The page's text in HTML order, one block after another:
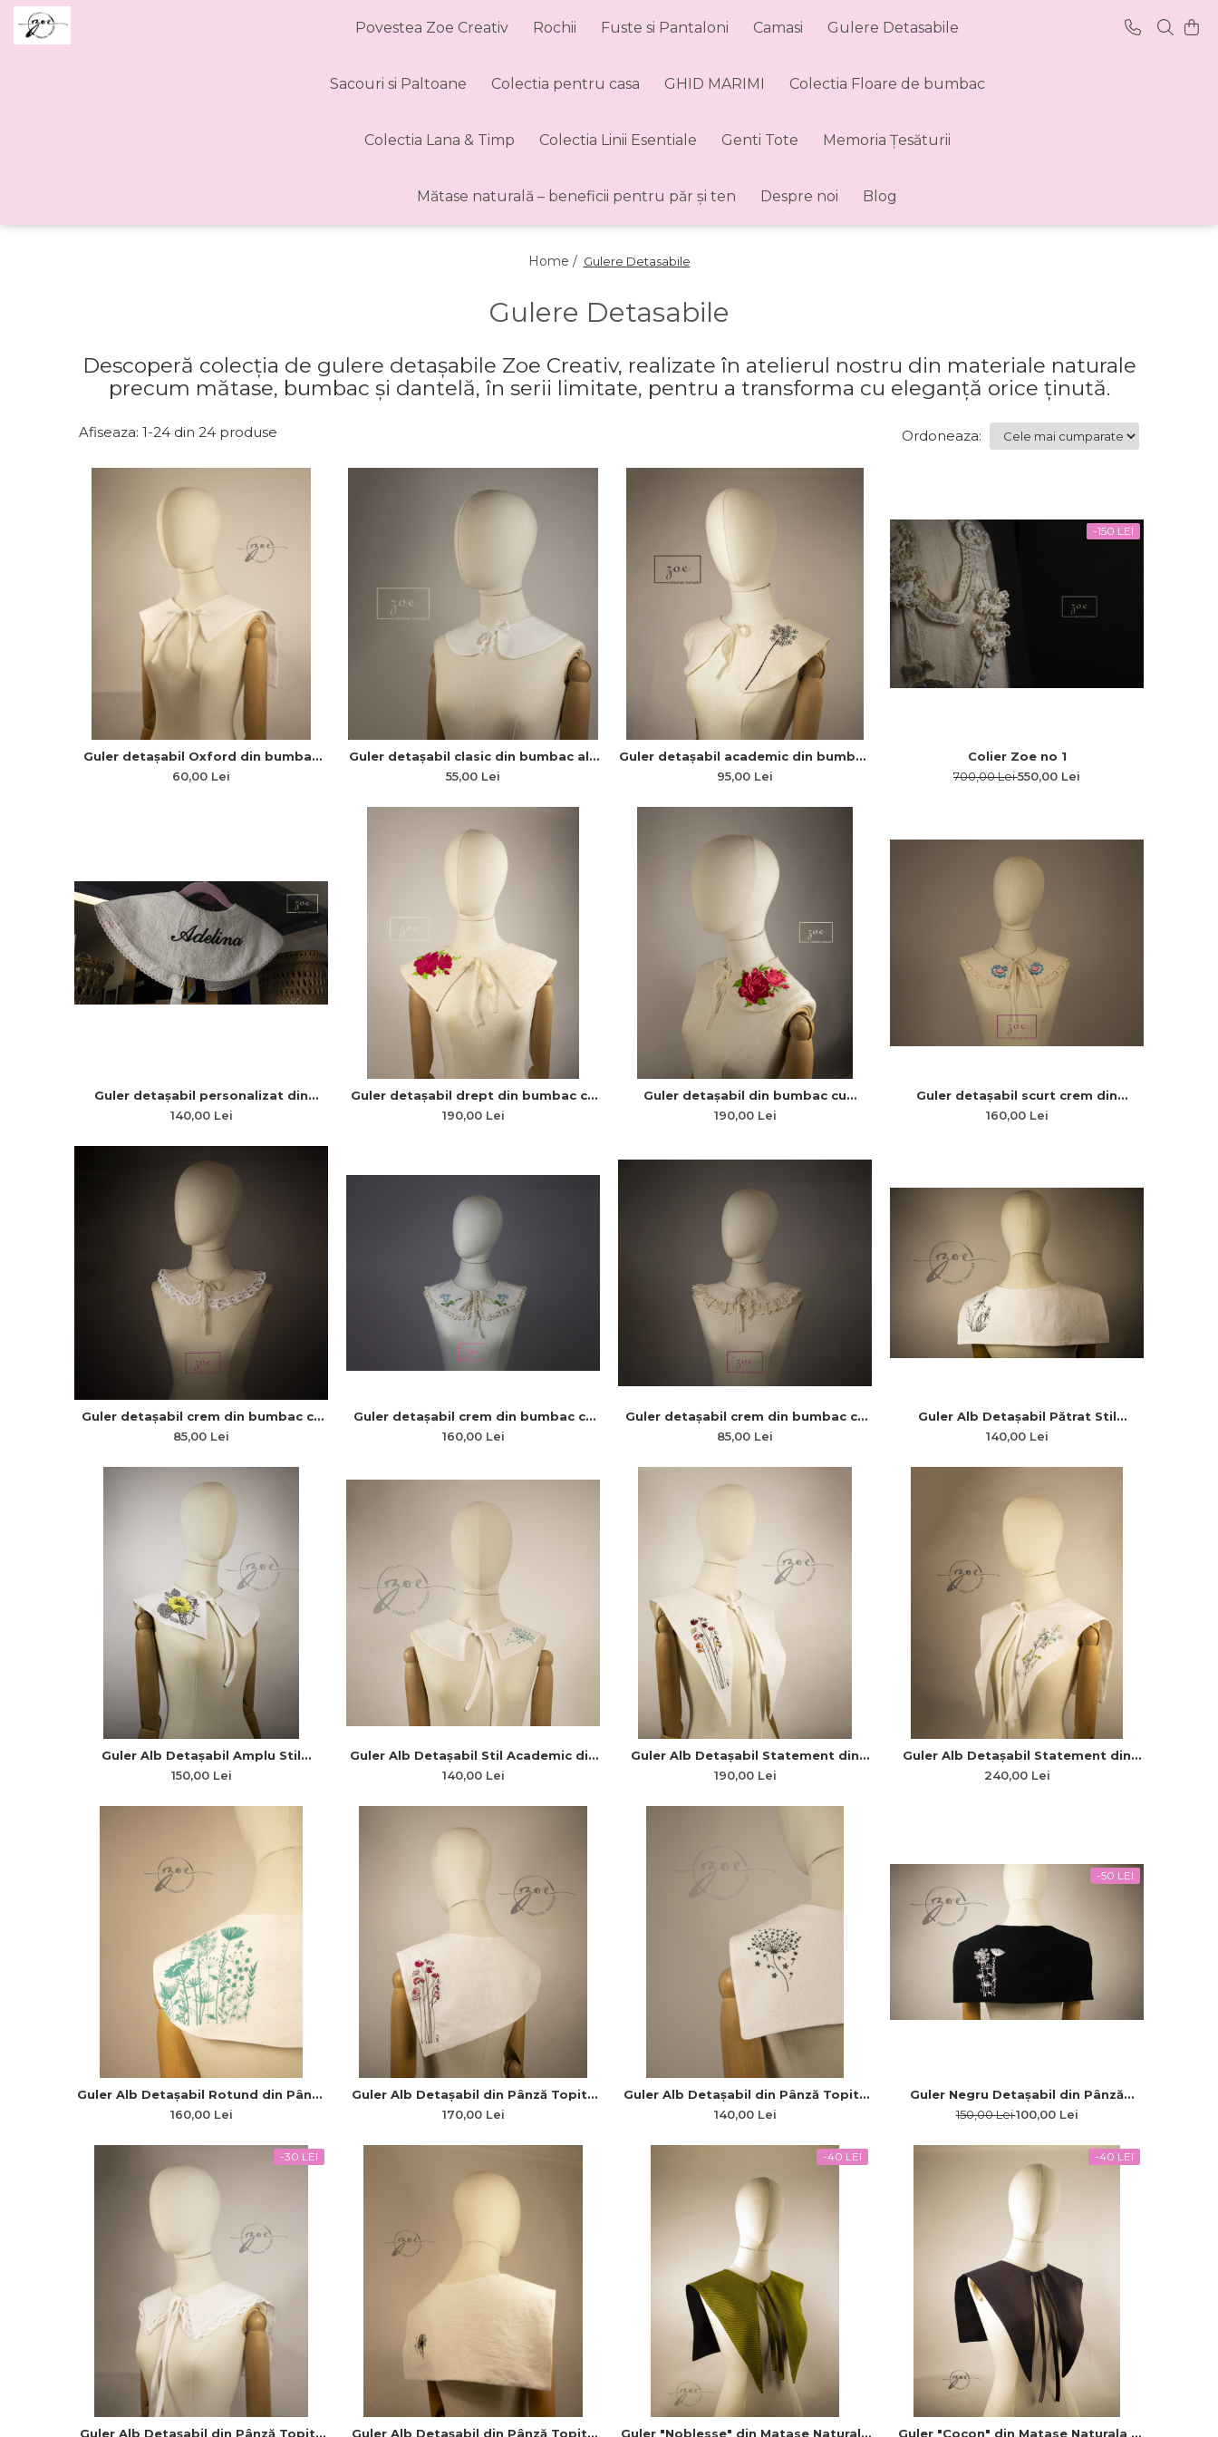
Povestea Zoe Creativ Rochii Fuste si Pantaloni Camasi Gulere Detasabile
Sacouri si Paltoane Colectia pentru casa GHID MARIMI Colectia Floare de bumbac
Colectia Lana & Timp Colectia Linii Esentiale Genti Tote Memoria Țesăturii
Mătase naturală – beneficii pentru păr și ten Despre noi Blog
Home / Gulere Detasabile
Gulere Detasabile
Descoperă colecția de gulere detașabile Zoe Creativ, realizate în atelierul nostru din materiale naturale
precum mătase, bumbac și dantelă, în serii limitate, pentru a transforma cu eleganță orice ținută.
Afiseaza: 1-24 din 24 produse Ordoneaza:
Guler detașabil Oxford din bumbac
alb – Stil Clasic
60,00 Lei
Guler detașabil clasic din bumbac alb
– eleganța discretă a stilului
academic
55,00 Lei
Guler detașabil academic din bumbac
cu broderie Păpădie
95,00 Lei
-150 LEI
Colier Zoe no 1
700,00 Lei550,00 Lei
Guler detașabil personalizat din
bumbac cu broderie text și dantelă
„Eleganță Art Nouveau”
140,00 Lei
Guler detașabil drept din bumbac cu
broderie bujor și dantelă „Primăvară
Veșnică”
190,00 Lei
Guler detașabil din bumbac cu
broderie bujor și dantelă „Primăvară
Veșnică”
190,00 Lei
Guler detașabil scurt crem din
bumbac cu broderie florală și dantelă
„Eleganța Florilor Victoriane”
160,00 Lei
Guler detașabil crem din bumbac cu
dantelă lată „Eleganță Clasică”
85,00 Lei
Guler detașabil crem din bumbac cu
dantelă și broderie florală „Eleganța
Florilor Victoriane”
160,00 Lei
Guler detașabil crem din bumbac cu
dantelă și broderie florală „Eleganța
Florilor Victoriane”
85,00 Lei
Guler Alb Detașabil Pătrat Stil
Academic din Pânză Topită cu
Broderie Neagră Păpădie
140,00 Lei
Guler Alb Detașabil Amplu Stil
Academic din Pânză Topită cu
Broderie Florală Stilizată
150,00 Lei
Guler Alb Detașabil Stil Academic din
Pânză Topită cu Broderie Păpădie
140,00 Lei
Guler Alb Detașabil Statement din
Pânză Topită cu Colțuri Lungi și Spate
Rotund
190,00 Lei
Guler Alb Detașabil Statement din
Pânză Topită cu Colțuri Lungi și
Broderie Minimală
240,00 Lei
Guler Alb Detașabil Rotund din Pânză
Topită cu Broderie Minimal pe Spate
Flori de Câmp
160,00 Lei
Guler Alb Detașabil din Pânză Topită
cu Broderie Minimal Flori de Câmp
170,00 Lei
Guler Alb Detașabil din Pânză Topită
cu Broderie Flori de Câmp Zoe
140,00 Lei
-50 LEI
Guler Negru Detașabil din Pânză
Topită cu Broderie Albă Modernă Flori
de Câmp
150,00 Lei100,00 Lei
-30 LEI
Guler Alb Detașabil din Pânză Topită
Guler Alb Detașabil din Pânză Topită
-40 LEI
Guler "Noblesse" din Matase Naturala
-40 LEI
Guler "Cocon" din Matase Naturala -